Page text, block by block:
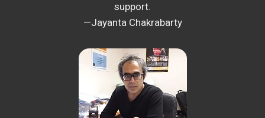
support.
—Jayanta Chakrabarty